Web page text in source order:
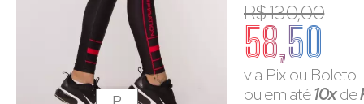
R$ 130,00
58,50
via Pix ou Boleto
ou em até10xde
P